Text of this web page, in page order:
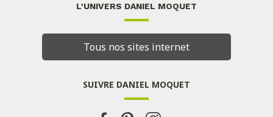
L'UNIVERS DANIEL MOQUET
Tous nos sites internet
SUIVRE DANIEL MOQUET